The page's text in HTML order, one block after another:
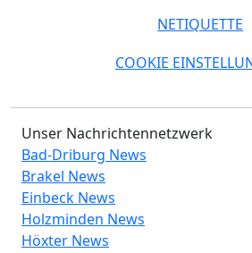
NETIQUETTE
COOKIE
Unser Nachrichtennetzwerk
Bad-Driburg News
Brakel News
Einbeck News
Holzminden News
Höxter News